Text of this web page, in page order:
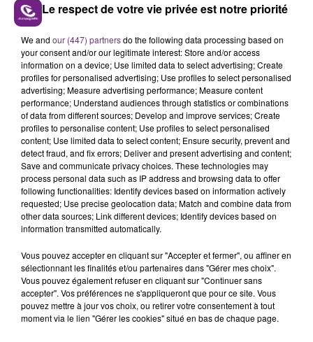
FIL D'ACTU
14h39
L'INSPECTION DU TRAVAIL RAPPELLE À
L'ORDRE SUR LES CONDITIONS DE...
Alors que les dates de début des vendange 2026
s'est avéré être plus précoce que prévu,
les conditions de...
Le respect de votre vie privée est notre priorité
We and our (447) partnersdo the following data processing based on
your consent and/or our legitimate interest: Store and/or access
information on a device; Use limited data to select advertising; Create
profiles for personalised advertising; Use profiles to select personalised
advertising; Measure advertising performance; Measure content
performance; Understand audiences through statistics or combinations
of data from different sources; Develop and improve services; Create
profiles to personalise content; Use profiles to select personalised
content; Use limited data to select content; Ensure security, prevent and
detect fraud, and fix errors; Deliver and present advertising and content;
Save and communicate privacy choices. These technologies may
process personal data such as IP address and browsing data to offer
following functionalities: Identify devices based on information actively
requested; Use precise geolocation data; Match and combine data from
other data sources; Link different devices; Identify devices based on
information transmitted automatically.
Vous pouvez accepter en cliquant sur "Accepter et fermer", ou affiner en
sélectionnant les finalités et/ou partenaires dans "Gérer mes choix".
Vous pouvez également refuser en cliquant sur "Continuer sans
accepter". Vos préférences ne s'appliqueront que pour ce site. Vous
pouvez mettre à jour vos choix, ou retirer votre consentement à tout
moment via le lien "Gérer les cookies" situé en bas de chaque page.